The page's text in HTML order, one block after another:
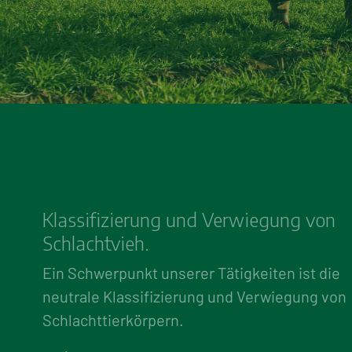
Klassifizierung und Verwiegung von
Schlachtvieh.
Ein Schwerpunkt unserer Tätigkeiten ist die
neutrale Klassifizierung und Verwiegung von
Schlachttierkörpern.